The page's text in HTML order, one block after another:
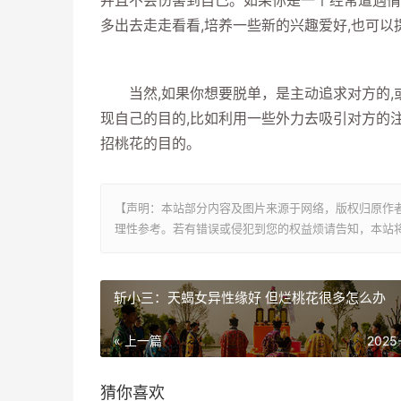
多出去走走看看,培养一些新的兴趣爱好,也可
当然,如果你想要脱单，是主动追求对方的,
现自己的目的,比如利用一些外力去吸引对方的
招桃花的目的。
【声明：本站部分内容及图片来源于网络，版权归原
理性参考。若有错误或侵犯到您的权益烦请告知，本站
斩小三：天蝎女异性缘好 但烂桃花很多怎么办
« 上一篇
猜你喜欢